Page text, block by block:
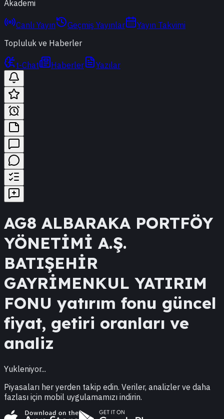
Akademi
Canlı Yayın Geçmiş Yayınlar
Yayın Takvimi
Topluluk ve Haberler
t-Chat Haberler Yazılar
AG8 ALBARAKA PORTFÖY
YÖNETİMİ A.Ş.
BATIŞEHİR
GAYRİMENKUL YATIRIM
FONU yatırım fonu güncel
fiyat, getiri oranları ve
analiz
Yukleniyor...
Piyasaları her yerden takip edin. Veriler, analizler ve daha
fazlası için mobil uygulamamızı indirin.